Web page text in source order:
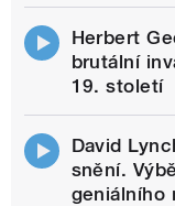
Herbert
brutální
19. století
David
snění.
geniálního